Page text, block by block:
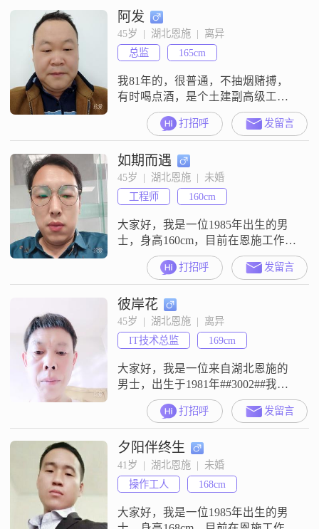
平时热情开朗，也善于沟通，有什
么想法都会直说，不喜欢绕弯子
##3002##在感情里，我觉得三观契
合很重要，也希望两个人能互相支
持##3001##
阿发
45岁  |  湖北恩施  |  离异
总监
165cm
我81年的，很普通，不抽烟赌搏，
有时喝点酒，是个土建副高级工程
师，主要从事高速公路土建、机电
施工监理和市政房建施工监理工
作，是公路工程一级建造师、广西
房建市政水利二级建造师，交通部
建设部监理工程师，道路桥隧检测
工程师，原来在南宁国企总部上
班，现在刚回家乡加入湖北交投集
团，是项目负责人，目前在湖北G50
沪渝高速宜昌至恩施
打招呼 发留言
如期而遇
45岁  |  湖北恩施  |  未婚
工程师
160cm
大家好，我是一位1985年出生的男
士，身高160cm，目前在恩施工作。
我的月收入在8001到12000元之间，
学历是高中及以下。我性格稳重可
靠，真诚待人，勤俭节约，有很强
的责任感。在生活中，我随和易相
处，耐心包容，乐观积极，对待事
物总是成熟稳重，家庭对我来说非
常重要。我有一个爱好，那就是跑
步。我喜欢在清晨或者傍晚的时候
打招呼 发留言
彼岸花
45岁  |  湖北恩施  |  离异
IT技术总监
169cm
大家好，我是一位来自湖北恩施的
男士，出生于1981年##3002##我的
身高大约是169厘米，可能在高个子
云集的人群中显得稍微矮了一点，
但我相信，身高并不是衡量一个人
的全部标准##3002##目前，我的月
收入在3000元以下，虽然不算富
裕，但我足够努力，也相信通过我
们共同的努力，未来的日子一定会
越来越好##3002##
打招呼 发留言
夕阳伴终生
41岁  |  湖北恩施  |  未婚
操作工人
168cm
大家好，我是一位1985年出生的男